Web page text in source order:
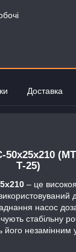
Доставка
50х25х210
Т-25)
– це
насос
стабільну
його